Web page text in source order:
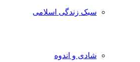
سبک زندگی اسلامی
شادی و اندوه